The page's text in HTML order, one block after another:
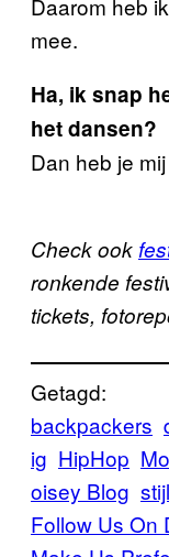
mee.
Ha, ik snap
het dansen?
Dan heb je
Check ook
ronkende
tickets,
Getagd:
backpackers
ig HipHop
oisey Blog stijl
Follow Us On